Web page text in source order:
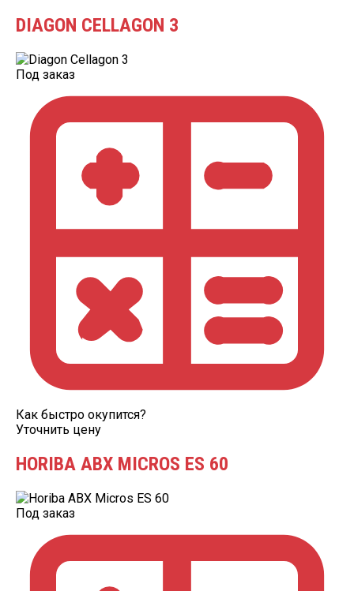
DIAGON CELLAGON 3
Под заказ
Как быстро окупится?
Уточнить цену
HORIBA ABX MICROS ES 60
Под заказ